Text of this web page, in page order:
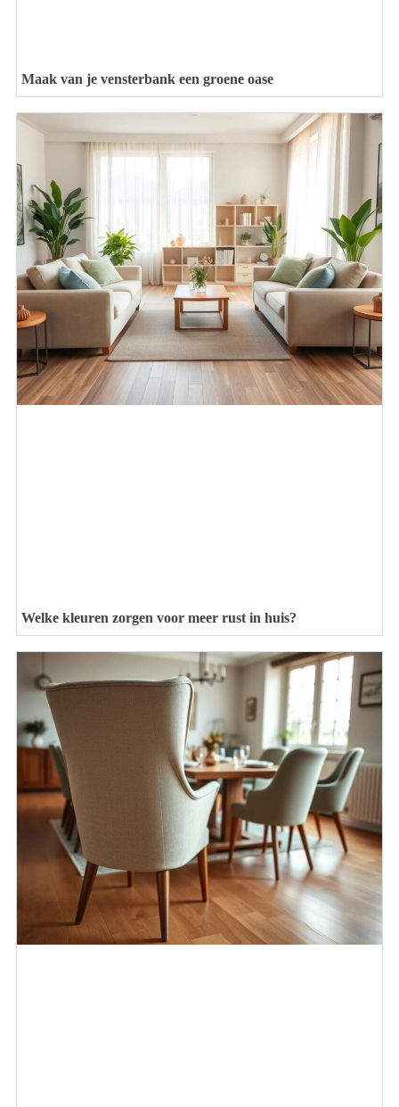
Maak van je vensterbank een groene oase
Welke kleuren zorgen voor meer rust in huis?